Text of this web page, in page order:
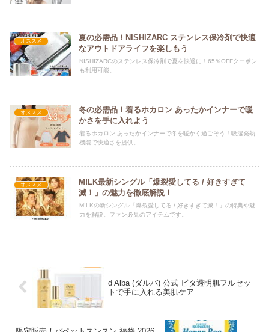
オススメ
夏の必需品！NISHIZARC ステンレス保冷剤で快適
なアウトドアライフを楽しもう
NISHIZARCのステンレス保冷剤で夏を快適に！65％OFFクーポン
も利用可能。
オススメ
冬の必需品！着るホカロン あったかインナーで暖
かさを手に入れよう
着るホカロン あったかインナーで冬を暖かく過ごそう！吸湿発熱
機能で快適さを提供。
オススメ
M!LK最新シングル「爆裂愛してる / 好きすぎて
滅！」の魅力を徹底解説！
M!LKの新シングル「爆裂愛してる / 好きすぎて滅！」の特典や魅
力を解説。ファン必見のアイテムです。
d’Alba (ダルバ) 公式 ビタ透明肌フルセッ
トで手に入れる美肌ケア